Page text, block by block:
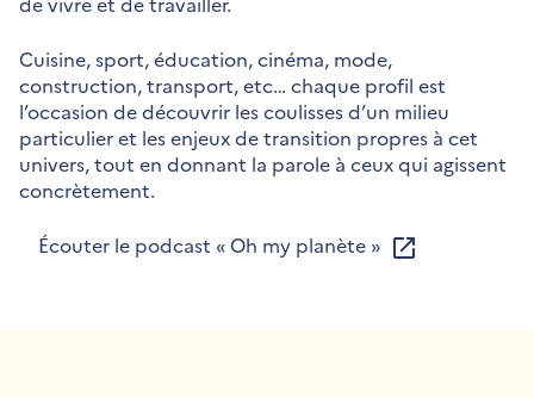
Cuisine, sport, éducation, cinéma, mode,
construction, transport, etc… chaque profil est
l’occasion de découvrir les coulisses d’un milieu
particulier et les enjeux de transition propres à cet
univers, tout en donnant la parole à ceux qui agissent
concrètement.
Écouter le podcast « Oh my planète »